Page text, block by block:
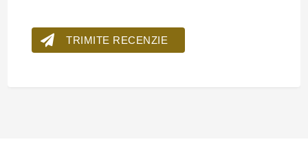
TRIMITE RECENZIE